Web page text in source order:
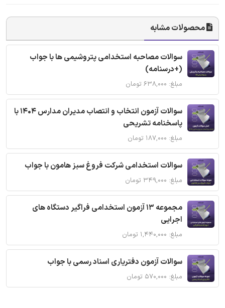
محصولات مشابه
سوالات مصاحبه استخدامی پتروشیمی ها با جواب
(+درسنامه)
مبلغ: ۶۳۸,۰۰۰ تومان
سوالات آزمون انتخاب و انتصاب مدیران مدارس 1404 با
پاسخنامه تشریحی
مبلغ: ۱۸۷,۰۰۰ تومان
سوالات استخدامی شرکت فروغ سبز هامون با جواب
مبلغ: ۳۴۹,۰۰۰ تومان
مجموعه 13 آزمون استخدامی فراگیر دستگاه های
اجرایی
مبلغ: ۱,۴۴۰,۰۰۰ تومان
سوالات آزمون دفتریاری اسناد رسمی با جواب
مبلغ: ۵۷۰,۰۰۰ تومان